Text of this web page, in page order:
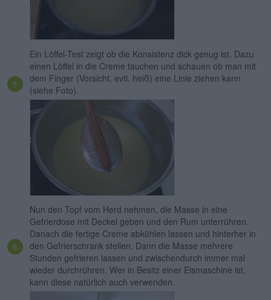
Ein Löffel-Test zeigt ob die Konsistenz dick genug ist. Dazu
einen Löffel in die Creme tauchen und schauen ob man mit
dem Finger (Vorsicht, evtl. heiß) eine Linie ziehen kann
(siehe Foto).
Nun den Topf vom Herd nehmen, die Masse in eine
Gefrierdose mit Deckel geben und den Rum unterrühren.
Danach die fertige Creme abkühlen lassen und hinterher in
den Gefrierschrank stellen. Dann die Masse mehrere
Stunden gefrieren lassen und zwischendurch immer mal
wieder durchrühren. Wer in Besitz einer Eismaschine ist,
kann diese natürlich auch verwenden.